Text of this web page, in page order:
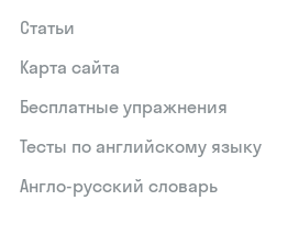
Статьи
Карта сайта
Бесплатные упражнения
Тесты по английскому языку
Англо-русский словарь